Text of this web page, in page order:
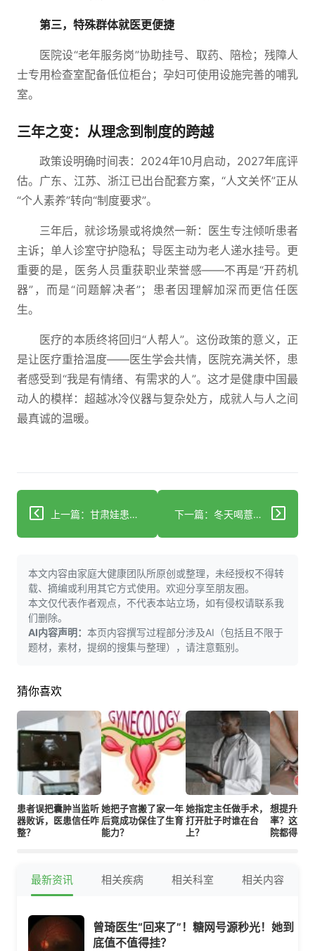
第三，特殊群体就医更便捷
医院设“老年服务岗”协助挂号、取药、陪检；残障人
士专用检查室配备低位柜台；孕妇可使用设施完善的哺乳
室。
三年之变：从理念到制度的跨越
政策设明确时间表：2024年10月启动，2027年底评
估。广东、江苏、浙江已出台配套方案，“人文关怀”正从
“个人素养”转向“制度要求”。
三年后，就诊场景或将焕然一新：医生专注倾听患者
主诉；单人诊室守护隐私；导医主动为老人递水挂号。更
重要的是，医务人员重获职业荣誉感——不再是“开药机
器”，而是“问题解决者”；患者因理解加深而更信任医
生。
医疗的本质终将回归“人帮人”。这份政策的意义，正
是让医疗重拾温度——医生学会共情，医院充满关怀，患
者感受到“我是有情绪、有需求的人”。这才是健康中国最
动人的模样：超越冰冷仪器与复杂处方，成就人与人之间
最真诚的温暖。
上一篇：甘肃娃患白血病跑西安治病花18万值吗 下一篇：冬天喝薏米水=给心脏加负担？心血管患者要当心
本文内容由家庭大健康团队所原创或整理，未经授权不得转
载、摘编或利用其它方式使用。欢迎分享至朋友圈。
本文仅代表作者观点，不代表本站立场，如有侵权请联系我
们删除。
AI内容声明： 本页内容撰写过程部分涉及AI（包括且不限于
题材，素材，提纲的搜集与整理），请注意甄别。
猜你喜欢
患者误把囊肿当监听
器败诉，医患信任咋
整？
她把子宫搬了家一年
后竟成功保住了生育
能力？
她指定主任做手术，
打开肚子时谁在台
上？
想提升心
率？这几
院都得学！
最新资讯 相关疾病 相关科室 相关内容
曾琦医生“回来了”！糖网号源秒光！她到
底值不值得挂？